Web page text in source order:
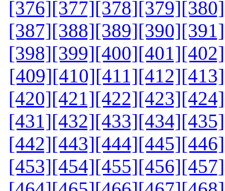
[376][377][378][379][380]
[387][388][389][390][391]
[398][399][400][401][402]
[409][410][411][412][413]
[420][421][422][423][424]
[431][432][433][434][435]
[442][443][444][445][446]
[453][454][455][456][457]